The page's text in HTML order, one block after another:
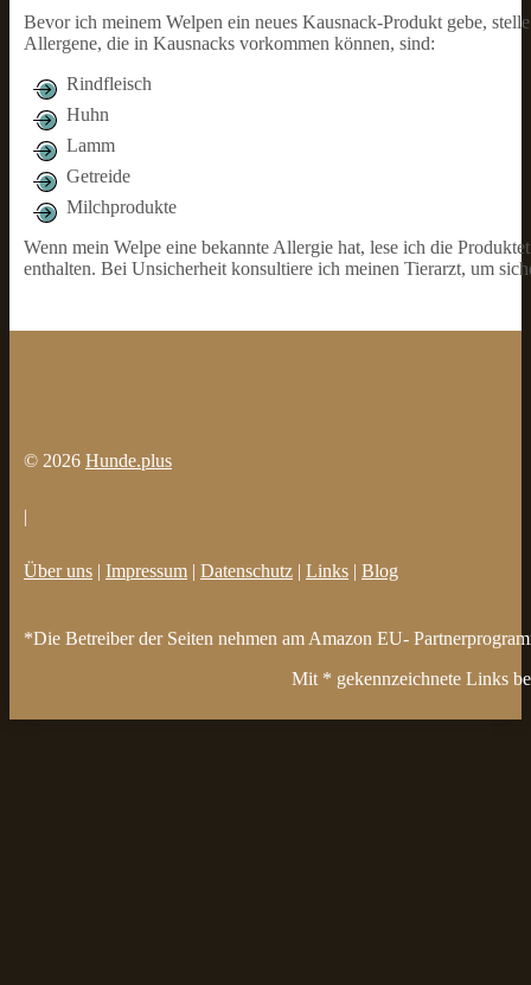
Bevor ich meinem Welpen ein neues Kausnack-Produkt gebe,
Allergene, die in Kausnacks vorkommen können, sind:
Rindfleisch
Huhn
Lamm
Getreide
Milchprodukte
Wenn mein Welpe eine bekannte Allergie hat, lese ich die
enthalten. Bei Unsicherheit konsultiere ich meinen Tierarzt, um
© 2026 Hunde.plus
|
Über uns | Impressum | Datenschutz | Links | Blog
*Die Betreiber der Seiten nehmen am Amazon EU-
Mit * gekennzeichnete Links